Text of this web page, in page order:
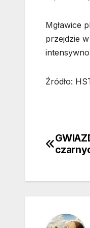
Mgławice
przejdzie
Źródło: